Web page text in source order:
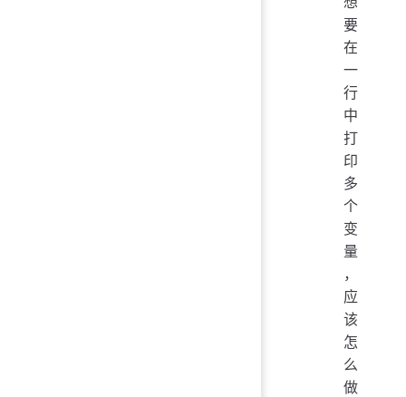
要
在
一
行
中
打
印
多
个
变
量
，
应
该
怎
么
做